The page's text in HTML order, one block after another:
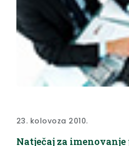
23. kolovoza 2010.
Natječaj za